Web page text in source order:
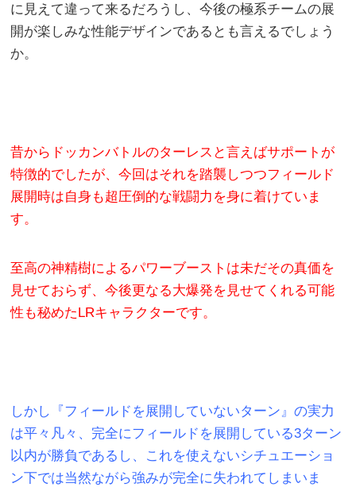
に見えて違って来るだろうし、今後の極系チームの展
開が楽しみな性能デザインであるとも言えるでしょう
か。
昔からドッカンバトルのターレスと言えばサポートが
特徴的でしたが、今回はそれを踏襲しつつフィールド
展開時は自身も超圧倒的な戦闘力を身に着けていま
す。
至高の神精樹によるパワーブーストは未だその真価を
見せておらず、今後更なる大爆発を見せてくれる可能
性も秘めたLRキャラクターです。
しかし『フィールドを展開していないターン』の実力
は平々凡々、完全にフィールドを展開している3ターン
以内が勝負であるし、これを使えないシチュエーショ
ン下では当然ながら強みが完全に失われてしまいま